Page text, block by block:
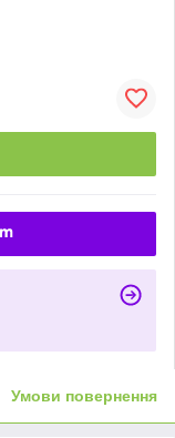
Умови повернення